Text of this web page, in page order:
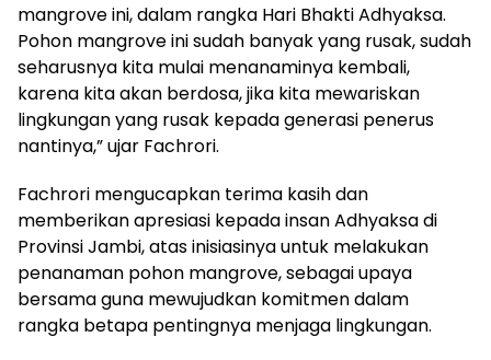
mangrove ini, dalam rangka Hari Bhakti Adhyaksa.
Pohon mangrove ini sudah banyak yang rusak, sudah
seharusnya kita mulai menanaminya kembali,
karena kita akan berdosa, jika kita mewariskan
lingkungan yang rusak kepada generasi penerus
nantinya,” ujar Fachrori.
Fachrori mengucapkan terima kasih dan
memberikan apresiasi kepada insan Adhyaksa di
Provinsi Jambi, atas inisiasinya untuk melakukan
penanaman pohon mangrove, sebagai upaya
bersama guna mewujudkan komitmen dalam
rangka betapa pentingnya menjaga lingkungan.